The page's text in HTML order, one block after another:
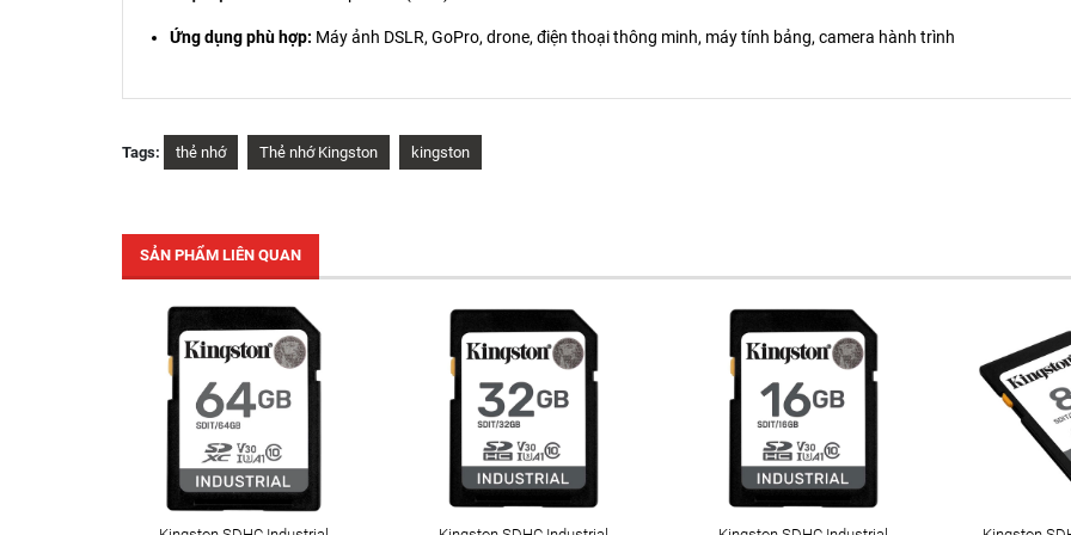
Ứng dụng phù hợp: Máy ảnh DSLR, GoPro, drone, điện thoại thông minh, máy tính bảng, camera hành trình
Tags: thẻ nhớ Thẻ nhớ Kingston kingston
SẢN PHẨM LIÊN QUAN